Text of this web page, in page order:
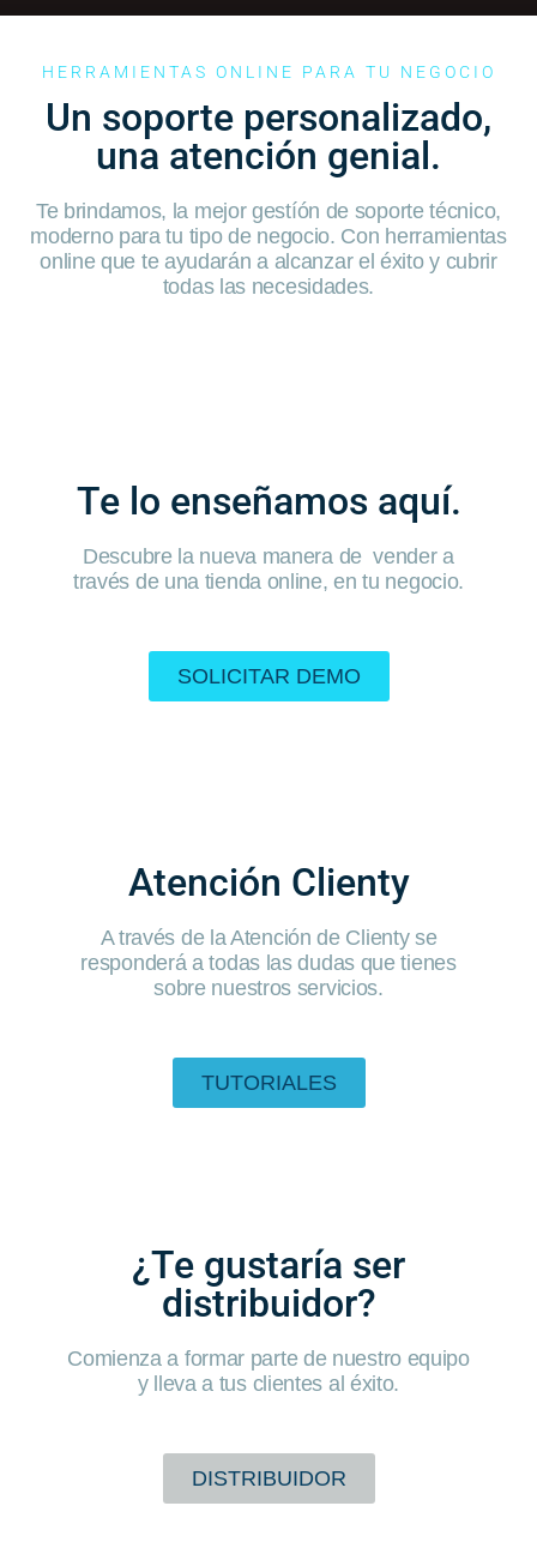
HERRAMIENTAS ONLINE PARA TU NEGOCIO
Un soporte personalizado,
una atención genial.
Te brindamos, la mejor gestíón de soporte técnico,
moderno para tu tipo de negocio. Con herramientas
online que te ayudarán a alcanzar el éxito y cubrir
todas las necesidades.
Te lo enseñamos aquí.
Descubre la nueva manera de vender a
través de una tienda online, en tu negocio.
SOLICITAR DEMO
Atención Clienty
A través de la Atención de Clienty se
responderá a todas las dudas que tienes
sobre nuestros servicios.
TUTORIALES
¿Te gustaría ser
distribuidor?
Comienza a formar parte de nuestro equipo
y lleva a tus clientes al éxito.
DISTRIBUIDOR